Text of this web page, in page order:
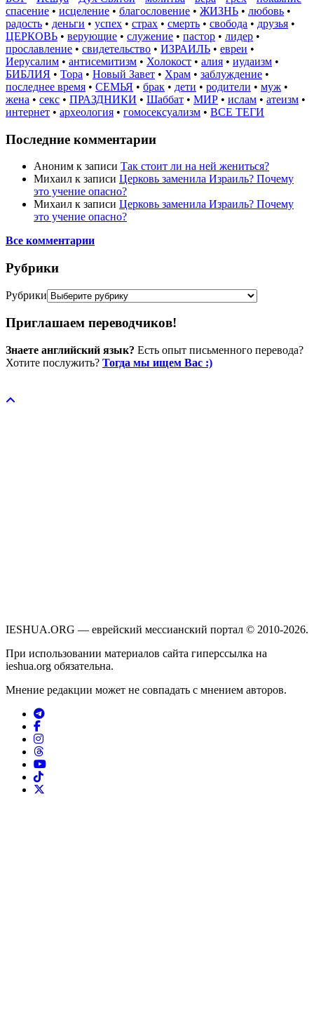
спасение • исцеление • благословение • ЖИЗНЬ • любовь •
радость • деньги • успех • страх • смерть • свобода • друзья •
ЦЕРКОВЬ • верующие • служение • пастор • лидер •
прославление • свидетельство • ИЗРАИЛЬ • евреи •
Иерусалим • антисемитизм • Холокост • алия • иудаизм •
БИБЛИЯ • Тора • Новый Завет • Храм • заблуждение •
последнее время • СЕМЬЯ • брак • дети • родители • муж •
жена • секс • ПРАЗДНИКИ • Шаббат • МИР • ислам • атеизм •
интернет • археология • гомосексуализм • ВСЕ ТЕГИ
Последние комментарии
Аноним к записи Так стоит ли на ней жениться?
Михаил к записи Церковь заменила Израиль? Почему
это учение опасно?
Михаил к записи Церковь заменила Израиль? Почему
это учение опасно?
Все комментарии
Рубрики
Рубрики
Приглашаем переводчиков!
Знаете английский язык? Есть опыт письменного перевода?
Хотите послужить? Тогда мы ищем Вас :)
IESHUA.ORG — еврейский мессианский портал © 2010-2026.
При использовании материалов сайта гиперссылка на
ieshua.org обязательна.
Мнение редакции может не совпадать с мнением авторов.